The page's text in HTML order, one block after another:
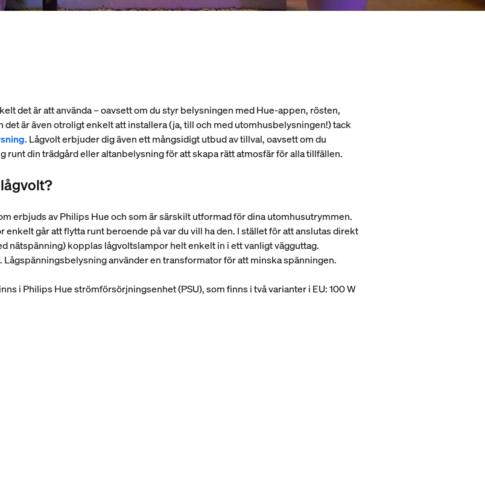
det är att använda – oavsett om du styr belysningen med Hue-appen, rösten,
är även otroligt enkelt att installera (ja, till och med utomhusbelysningen!) tack
Lågvolt erbjuder dig även ett mångsidigt utbud av tillval, oavsett om du
runt din trädgård eller altanbelysning för att skapa rätt atmosfär för alla tillfällen.
erbjuds av Philips Hue och som är särskilt utformad för dina utomhusutrymmen.
går att flytta runt beroende på var du vill ha den. I stället för att anslutas direkt
nätspänning) kopplas lågvoltslampor helt enkelt in i ett vanligt vägguttag.
använder en transformator för att minska spänningen.
i Philips Hue strömförsörjningsenhet (PSU), som finns i två varianter i EU: 100 W